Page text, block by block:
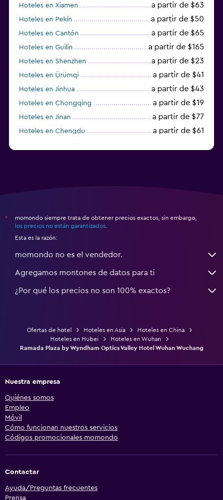
Hoteles en Xiamen a partir de $63
Hoteles en Pekín a partir de $50
Hoteles en Cantón a partir de $65
Hoteles en Guilin a partir de $165
Hoteles en Shenzhen a partir de $23
Hoteles en Ürümqi a partir de $41
Hoteles en Jinhua a partir de $43
Hoteles en Chongqing a partir de $19
Hoteles en Jinan a partir de $77
Hoteles en Chengdu a partir de $61
*
momondo siempre trata de obtener precios exactos, sin embargo,
los precios no están garantizados
Esta es la razón:
momondo no es el vendedor.
Agregamos montones de datos para ti
¿Por qué los precios no son 100% exactos?
Ofertas de hotel Hoteles en Asia
Hoteles en China
Hoteles en Hubei
Hoteles en Wuhan
Ramada Plaza by Wyndham Optics Valley Hotel Wuhan Wuchang
Nuestra empresa
Quiénes somos
Empleo
Móvil
Cómo funcionan nuestros servicios
Códigos promocionales momondo
Contactar
Ayuda/Preguntas frecuentes
Prensa